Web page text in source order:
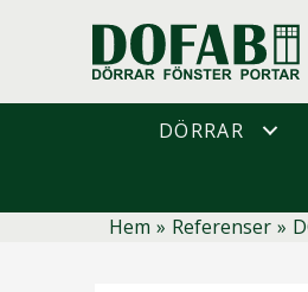
DÖRRAR
Hem » Referenser »